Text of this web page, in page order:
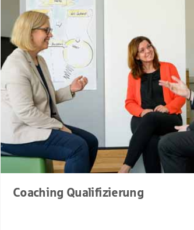
Coaching Qualifizierung